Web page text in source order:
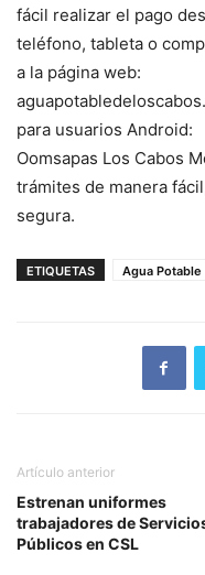
fácil realizar el pago
teléfono, tableta o
a la página web:
para usuarios Android:
Oomsapas Los Cabos
trámites de manera
segura.
ETIQUETAS Agua Potable
Artículo anterior
Estrenan uniformes
trabajadores de
Públicos en CSL